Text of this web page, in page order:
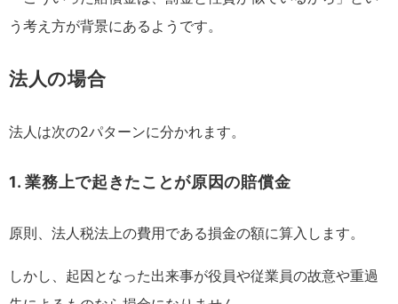
う考え方が背景にあるようです。
法人の場合
法人は次の2パターンに分かれます。
1. 業務上で起きたことが原因の賠償金
原則、法人税法上の費用である損金の額に算入します。
しかし、起因となった出来事が役員や従業員の故意や重過